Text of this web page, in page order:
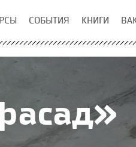
СОБЫТИЯ КНИГИ